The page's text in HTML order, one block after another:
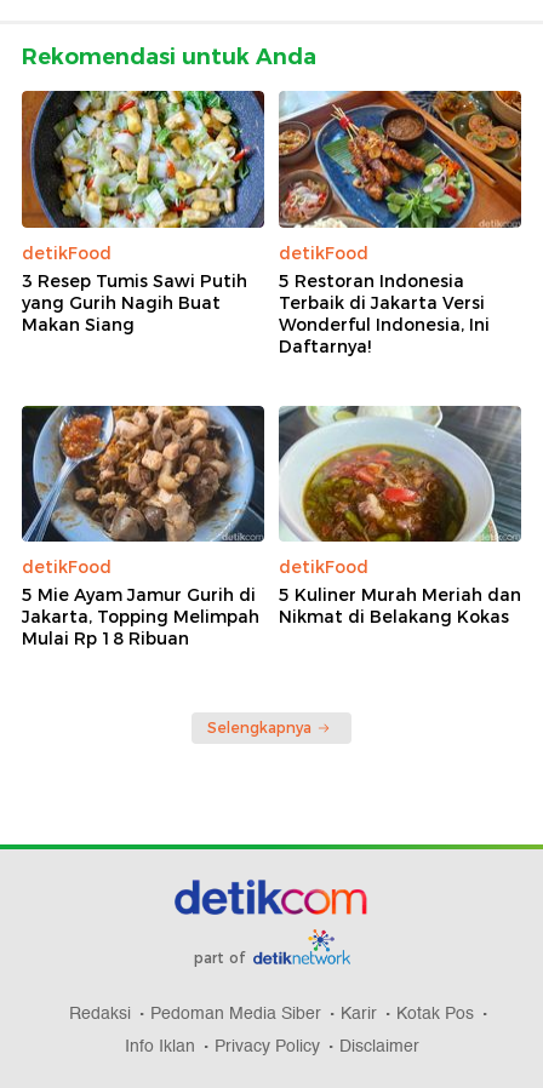
Rekomendasi untuk Anda
detikFood
3 Resep Tumis Sawi Putih
yang Gurih Nagih Buat
Makan Siang
detikFood
5 Restoran Indonesia
Terbaik di Jakarta Versi
Wonderful Indonesia, Ini
Daftarnya!
detikFood
5 Mie Ayam Jamur Gurih di
Jakarta, Topping Melimpah
Mulai Rp 18 Ribuan
detikFood
5 Kuliner Murah Meriah dan
Nikmat di Belakang Kokas
Selengkapnya
part of
Redaksi Pedoman Media Siber Karir
Kotak Pos
Info Iklan
Privacy Policy Disclaimer